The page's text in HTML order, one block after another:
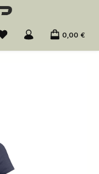
0,00 €